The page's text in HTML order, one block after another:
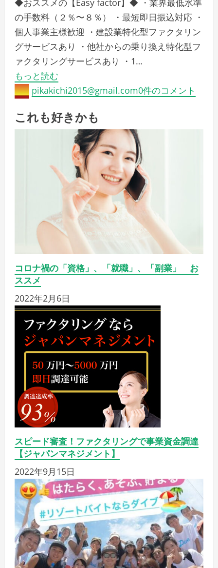
◆おススメの【Easy factor】◆ ・業界最低水準
の手数料（２％〜８％） ・最短即日振込対応 ・
個人事業主様歓迎 ・建設業特化型ファクタリン
グサービスあり ・他社からの乗り換え特化型フ
ァクタリングサービスあり ・1…
もっと読む
pikakichi2015@gmail.com0件のコメント
これも好きかも
コロナ禍の「資格」、「就職」、「副業」 お
ススメ
2022年2月6日
スピード審査！ファクタリングで事業資金調達
【ジャパンマネジメント】
2022年9月15日